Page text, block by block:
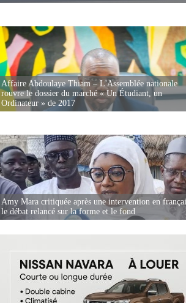
Affaire Abdoulaye Thiam – L'Assemblée nationale
rouvre le dossier du marché « Un Étudiant, un
Ordinateur » de 2017
Amy Mara critiquée après une intervention en
le débat relancé sur la forme et le fond